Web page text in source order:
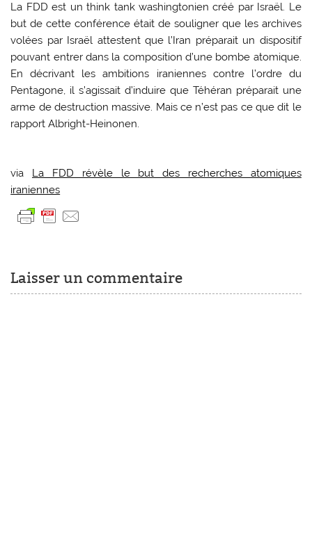
La FDD est un think tank washingtonien créé par Israël. Le
but de cette conférence était de souligner que les archives
volées par Israël attestent que l’Iran préparait un dispositif
pouvant entrer dans la composition d’une bombe atomique.
En décrivant les ambitions iraniennes contre l’ordre du
Pentagone, il s’agissait d’induire que Téhéran préparait une
arme de destruction massive. Mais ce n’est pas ce que dit le
rapport Albright-Heinonen.
via La FDD révèle le but des recherches atomiques
iraniennes
Laisser un commentaire